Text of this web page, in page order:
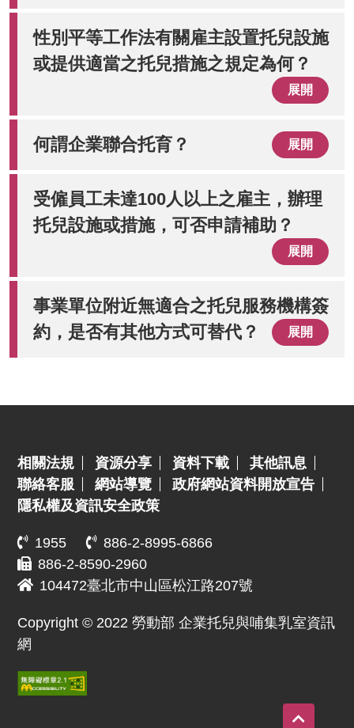
性別平等工作法有關雇主設置托兒設施
或提供適當之托兒措施之規定為何？
展開
何謂企業聯合托育？ 展開
受僱員工未達100人以上之雇主，辦理
托兒設施或措施，可否申請補助？
展開
事業單位附近無適合之托兒服務機構簽
約，是否有其他方式可替代？
展開
:::
相關法規 資源分享 資料下載
其他訊息
聯絡客服
網站導覽
政府網站資料開放宣告
隱私權及資訊安全政策
1955
886-2-8995-6866
886-2-8590-2960
104472臺北市中山區松江路207號
Copyright © 2022 勞動部 企業托兒與哺集乳室資訊
網